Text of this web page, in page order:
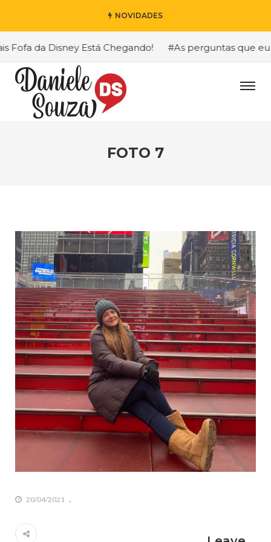
NOVIDADES
da Disney Está Chegando! #As perguntas que eu
FOTO 7
20/04/2021